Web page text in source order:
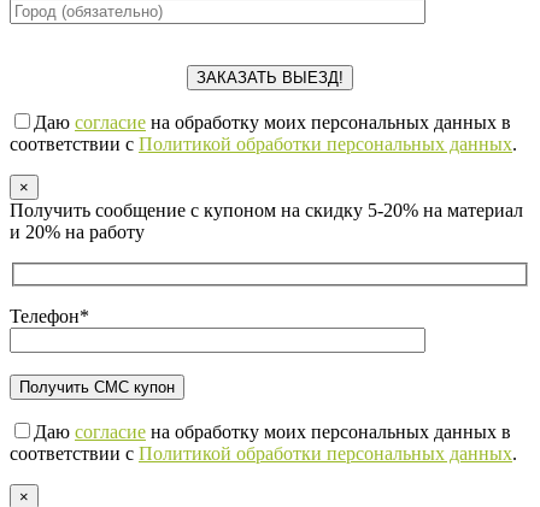
Даю согласие на обработку моих персональных данных в
соответствии с Политикой обработки персональных данных.
×
Получить сообщение с купоном на скидку 5-20% на материал
и 20% на работу
Телефон*
Даю согласие на обработку моих персональных данных в
соответствии с Политикой обработки персональных данных.
×